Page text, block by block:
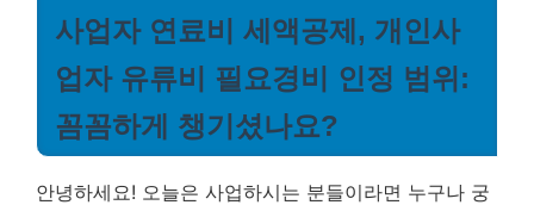
사업자 연료비 세액공제, 개인사
업자 유류비 필요경비 인정 범위:
꼼꼼하게 챙기셨나요?
안녕하세요! 오늘은 사업하시는 분들이라면 누구나 궁